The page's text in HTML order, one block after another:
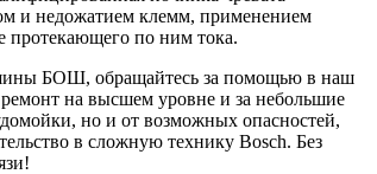
и недожатием клемм, применением
протекающего по ним тока.
БОШ, обращайтесь за помощью в наш
на высшем уровне и за небольшие
но и от возможных опасностей,
в сложную технику Bosch. Без